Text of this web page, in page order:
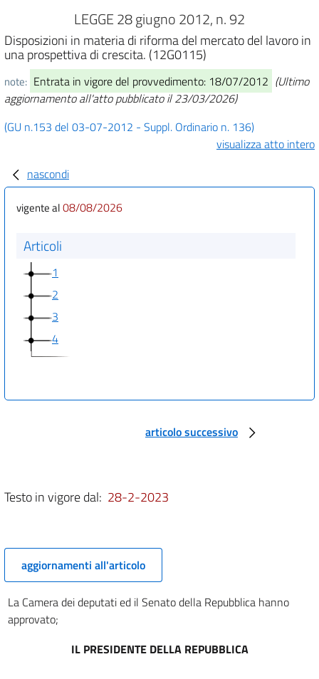
LEGGE 28 giugno 2012, n. 92
Disposizioni in materia di riforma del mercato del lavoro in
una prospettiva di crescita. (12G0115)
note: Entrata in vigore del provvedimento: 18/07/2012 (Ultimo
aggiornamento all'atto pubblicato il 23/03/2026)
(GU n.153 del 03-07-2012 - Suppl. Ordinario n. 136)
visualizza atto intero
nascondi
vigente al08/08/2026
Articoli
1
2
3
4
articolo successivo
Testo in vigore dal: 28-2-2023
aggiornamenti all'articolo
La Camera dei deputati ed il Senato della Repubblica hanno
approvato;
IL PRESIDENTE DELLA REPUBBLICA